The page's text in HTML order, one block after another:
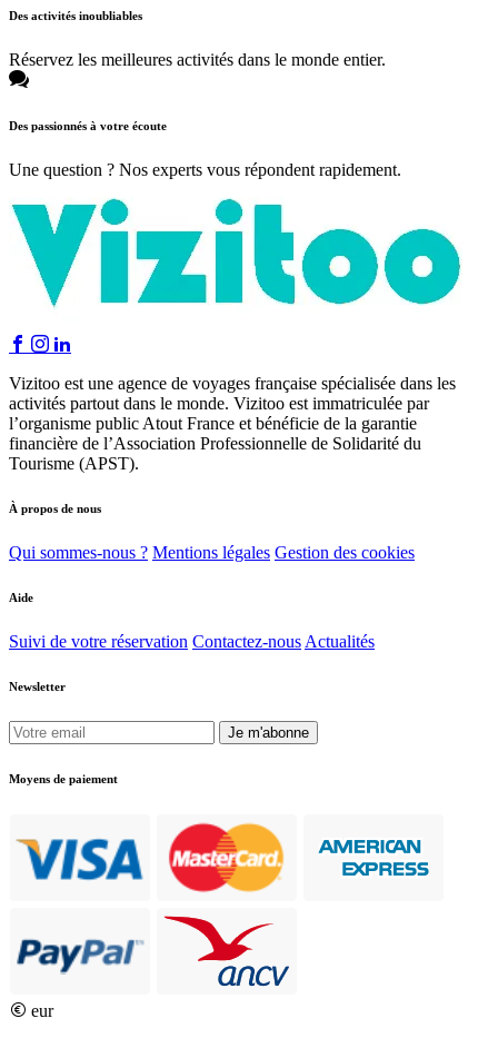
Des activités inoubliables
Réservez les meilleures activités dans le monde entier.
Des passionnés à votre écoute
Une question ? Nos experts vous répondent rapidement.
Vizitoo est une agence de voyages française spécialisée dans les
activités partout dans le monde. Vizitoo est immatriculée par
l’organisme public Atout France et bénéficie de la garantie
financière de l’Association Professionnelle de Solidarité du
Tourisme (APST).
À propos de nous
Qui sommes-nous ? Mentions légales Gestion des cookies
Aide
Suivi de votre réservation Contactez-nous Actualités
Newsletter
Je m'abonne
Moyens de paiement
eur